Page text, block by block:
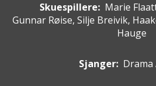
Skuespillere: Marie
Gunnar Røise, Silje Breivik,
Hauge
Sjanger: